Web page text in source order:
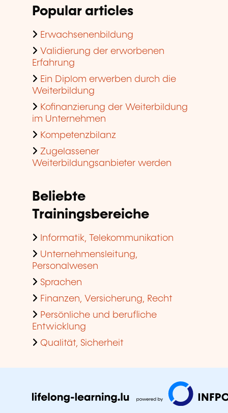
Popular articles
Erwachsenenbildung
Validierung der erworbenen
Erfahrung
Ein Diplom erwerben durch die
Weiterbildung
Kofinanzierung der Weiterbildung
im Unternehmen
Kompetenzbilanz
Zugelassener
Weiterbildungsanbieter werden
Beliebte
Trainingsbereiche
Informatik, Telekommunikation
Unternehmensleitung,
Personalwesen
Sprachen
Finanzen, Versicherung, Recht
Persönliche und berufliche
Entwicklung
Qualität, Sicherheit